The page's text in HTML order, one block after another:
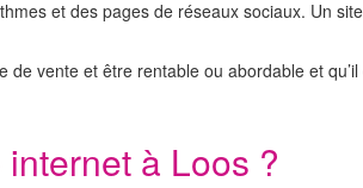
et des pages de réseaux sociaux. Un
vente et être rentable ou abordable et
à Loos ?